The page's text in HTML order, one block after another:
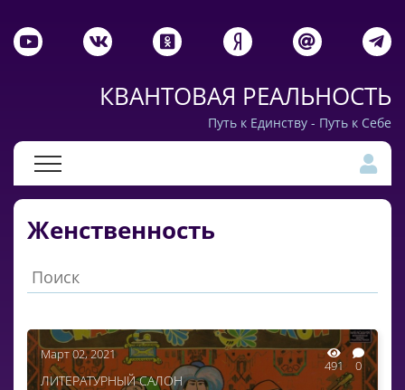
КВАНТОВАЯ РЕАЛЬНОСТЬ
Путь к Единству - Путь к Себе
Женственность
Март 02, 2021
491 0
ЛИТЕРАТУРНЫЙ САЛОН